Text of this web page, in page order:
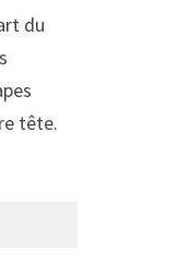
du
tête.